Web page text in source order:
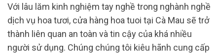
Với lâu lăm kinh nghiệm tay nghề trong nghành nghề
dịch vụ hoa tươi, cửa hàng hoa tuoi tại Cà Mau sẽ trở
thành liên quan an toàn và tin cậy của khá nhiều
người sử dụng. Chúng chúng tôi kiêu hãnh cung cấp